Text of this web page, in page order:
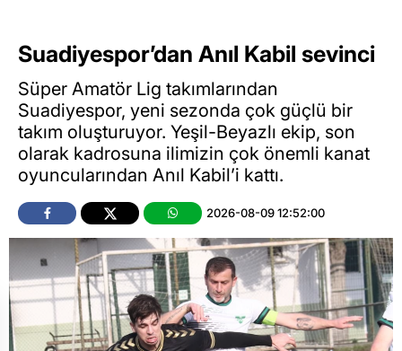
Suadiyespor’dan Anıl Kabil sevinci
Süper Amatör Lig takımlarından
Suadiyespor, yeni sezonda çok güçlü bir
takım oluşturuyor. Yeşil-Beyazlı ekip, son
olarak kadrosuna ilimizin çok önemli kanat
oyuncularından Anıl Kabil’i kattı.
2026-08-09 12:52:00